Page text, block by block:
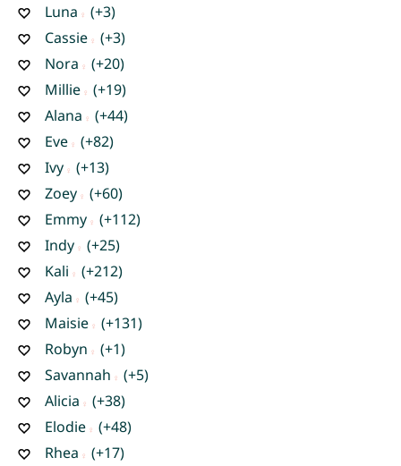
Luna
(+3)
Cassie
(+3)
Nora
(+20)
Millie
(+19)
Alana
(+44)
Eve
(+82)
Ivy
(+13)
Zoey
(+60)
Emmy
(+112)
Indy
(+25)
Kali
(+212)
Ayla
(+45)
Maisie
(+131)
Robyn
(+1)
Savannah
(+5)
Alicia
(+38)
Elodie
(+48)
Rhea
(+17)